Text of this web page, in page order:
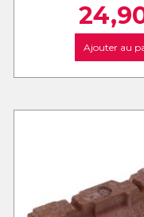
Ajouter au